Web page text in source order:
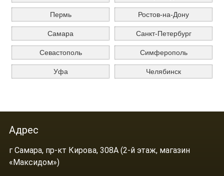
Пермь Ростов-на-Дону
Самара Санкт-Петербург
Севастополь Симферополь
Уфа Челябинск
Адрес
г Самара, пр-кт Кирова, 308А (2-й этаж, магазин
«Максидом»)